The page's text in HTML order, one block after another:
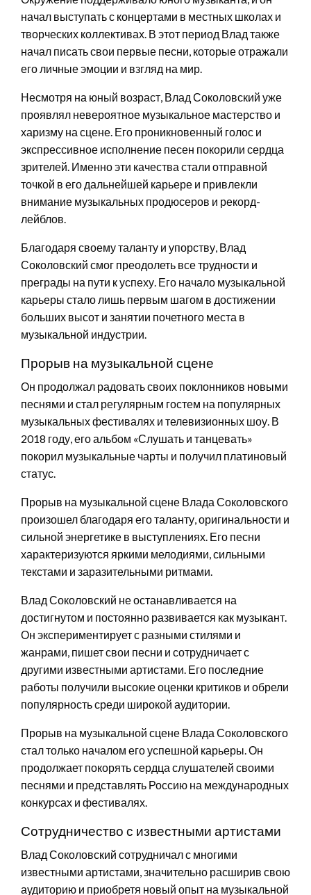
начал выступать с концертами в местных школах и
творческих коллективах. В этот период Влад также
начал писать свои первые песни, которые отражали
его личные эмоции и взгляд на мир.
Несмотря на юный возраст, Влад Соколовский уже
проявлял невероятное музыкальное мастерство и
харизму на сцене. Его проникновенный голос и
экспрессивное исполнение песен покорили сердца
зрителей. Именно эти качества стали отправной
точкой в его дальнейшей карьере и привлекли
внимание музыкальных продюсеров и рекорд-
лейблов.
Благодаря своему таланту и упорству, Влад
Соколовский смог преодолеть все трудности и
преграды на пути к успеху. Его начало музыкальной
карьеры стало лишь первым шагом в достижении
больших высот и занятии почетного места в
музыкальной индустрии.
Прорыв на музыкальной сцене
Он продолжал радовать своих поклонников новыми
песнями и стал регулярным гостем на популярных
музыкальных фестивалях и телевизионных шоу. В
2018 году, его альбом «Слушать и танцевать»
покорил музыкальные чарты и получил платиновый
статус.
Прорыв на музыкальной сцене Влада Соколовского
произошел благодаря его таланту, оригинальности и
сильной энергетике в выступлениях. Его песни
характеризуются яркими мелодиями, сильными
текстами и заразительными ритмами.
Влад Соколовский не останавливается на
достигнутом и постоянно развивается как музыкант.
Он экспериментирует с разными стилями и
жанрами, пишет свои песни и сотрудничает с
другими известными артистами. Его последние
работы получили высокие оценки критиков и обрели
популярность среди широкой аудитории.
Прорыв на музыкальной сцене Влада Соколовского
стал только началом его успешной карьеры. Он
продолжает покорять сердца слушателей своими
песнями и представлять Россию на международных
конкурсах и фестивалях.
Сотрудничество с известными артистами
Влад Соколовский сотрудничал с многими
известными артистами, значительно расширив свою
аудиторию и приобретя новый опыт на музыкальной